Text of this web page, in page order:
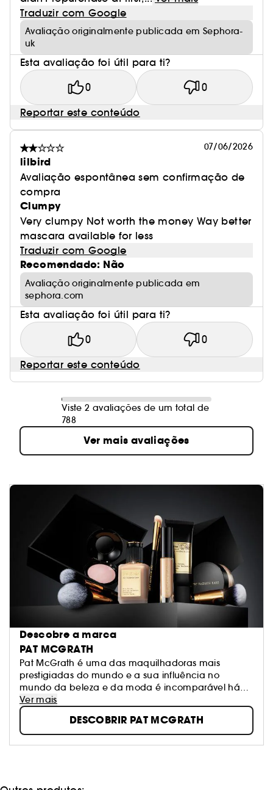
Traduzir com Google
Avaliação originalmente publicada em Sephora-
uk
Esta avaliação foi útil para ti?
0 0
Reportar este conteúdo
07/06/2026
lilbird
Avaliação espontânea sem confirmação de
compra
Clumpy
Very clumpy Not worth the money Way better
mascara available for less
Traduzir com Google
Recomendado: Não
Avaliação originalmente publicada em
sephora.com
Esta avaliação foi útil para ti?
0 0
Reportar este conteúdo
Viste 2 avaliações de um total de
788
Ver mais avaliações
Descobre a marca
PAT MCGRATH
Pat McGrath é uma das maquilhadoras mais
prestigiadas do mundo e a sua influência no
mundo da beleza e da moda é incomparável há
mais de 20 anos. As suas criações são apresentadas
em desfiles de moda, anúncios publicitários e
revistas e definem os futuros cânones da beleza.
Ver mais
DESCOBRIR PAT MCGRATH